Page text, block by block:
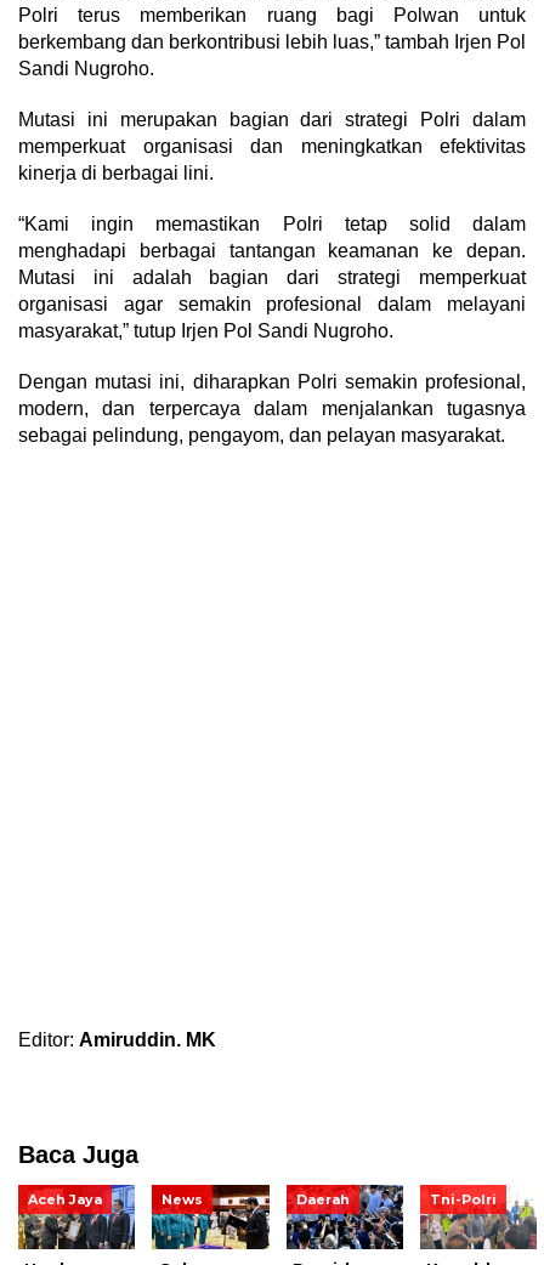
Polri terus memberikan ruang bagi Polwan untuk
berkembang dan berkontribusi lebih luas,” tambah Irjen Pol
Sandi Nugroho.
Mutasi ini merupakan bagian dari strategi Polri dalam
memperkuat organisasi dan meningkatkan efektivitas
kinerja di berbagai lini.
“Kami ingin memastikan Polri tetap solid dalam
menghadapi berbagai tantangan keamanan ke depan.
Mutasi ini adalah bagian dari strategi memperkuat
organisasi agar semakin profesional dalam melayani
masyarakat,” tutup Irjen Pol Sandi Nugroho.
Dengan mutasi ini, diharapkan Polri semakin profesional,
modern, dan terpercaya dalam menjalankan tugasnya
sebagai pelindung, pengayom, dan pelayan masyarakat.
Editor: Amiruddin. MK
Baca Juga
Aceh Jaya News Daerah Tni-Polri